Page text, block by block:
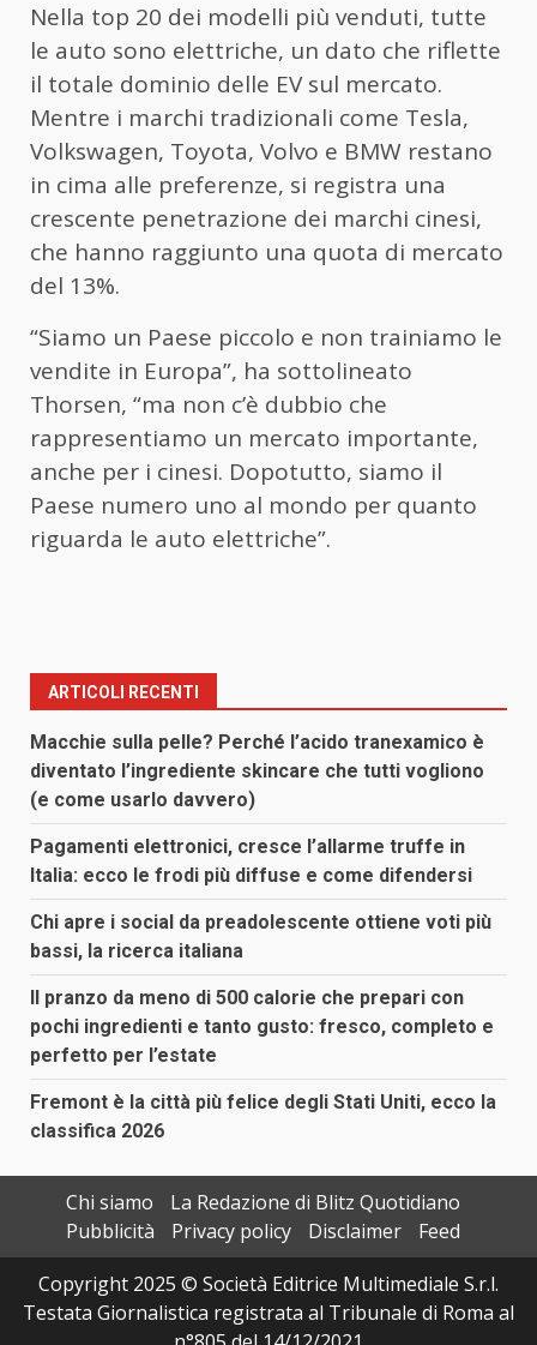
Nella top 20 dei modelli più venduti, tutte
le auto sono elettriche, un dato che riflette
il totale dominio delle EV sul mercato.
Mentre i marchi tradizionali come Tesla,
Volkswagen, Toyota, Volvo e BMW restano
in cima alle preferenze, si registra una
crescente penetrazione dei marchi cinesi,
che hanno raggiunto una quota di mercato
del 13%.
“Siamo un Paese piccolo e non trainiamo le
vendite in Europa”, ha sottolineato
Thorsen, “ma non c’è dubbio che
rappresentiamo un mercato importante,
anche per i cinesi. Dopotutto, siamo il
Paese numero uno al mondo per quanto
riguarda le auto elettriche”.
ARTICOLI RECENTI
Macchie sulla pelle? Perché l’acido tranexamico è
diventato l’ingrediente skincare che tutti vogliono
(e come usarlo davvero)
Pagamenti elettronici, cresce l’allarme truffe in
Italia: ecco le frodi più diffuse e come difendersi
Chi apre i social da preadolescente ottiene voti più
bassi, la ricerca italiana
Il pranzo da meno di 500 calorie che prepari con
pochi ingredienti e tanto gusto: fresco, completo e
perfetto per l’estate
Fremont è la città più felice degli Stati Uniti, ecco la
classifica 2026
Chi siamo
La Redazione di Blitz Quotidiano
Pubblicità
Privacy policy Disclaimer
Feed
Copyright 2025 © Società Editrice Multimediale S.r.l.
Testata Giornalistica registrata al Tribunale di Roma al